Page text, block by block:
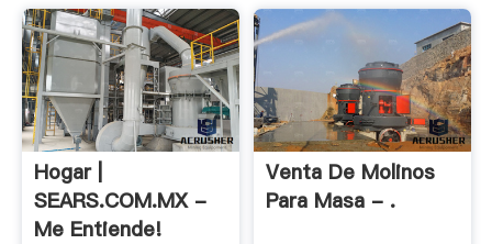
Hogar |
SEARS.COM.MX -
Me Entiende!
Venta De Molinos
Para Masa - .